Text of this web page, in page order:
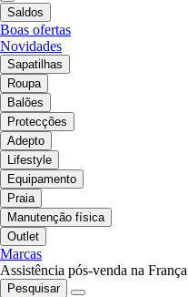
Saldos
Boas ofertas
Novidades
Sapatilhas
Roupa
Balões
Protecções
Adepto
Lifestyle
Equipamento
Praia
Manutenção física
Outlet
Marcas
Assistência pós-venda na França
Pesquisar